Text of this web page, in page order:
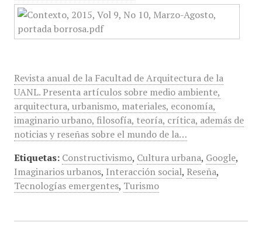
Revista anual de la Facultad de Arquitectura de la
UANL. Presenta artículos sobre medio ambiente,
arquitectura, urbanismo, materiales, economía,
imaginario urbano, filosofía, teoría, crítica, además de
noticias y reseñas sobre el mundo de la…
Etiquetas: Constructivismo, Cultura urbana, Google,
Imaginarios urbanos, Interacción social, Reseña,
Tecnologías emergentes, Turismo